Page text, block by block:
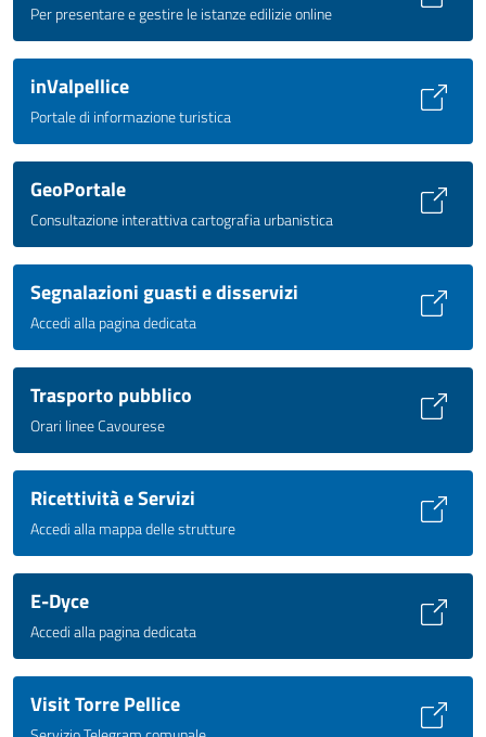
Per presentare e gestire le istanze edilizie online
inValpellice
Portale di informazione turistica
GeoPortale
Consultazione interattiva cartografia urbanistica
Segnalazioni guasti e disservizi
Accedi alla pagina dedicata
Trasporto pubblico
Orari linee Cavourese
Ricettività e Servizi
Accedi alla mappa delle strutture
E-Dyce
Accedi alla pagina dedicata
Visit Torre Pellice